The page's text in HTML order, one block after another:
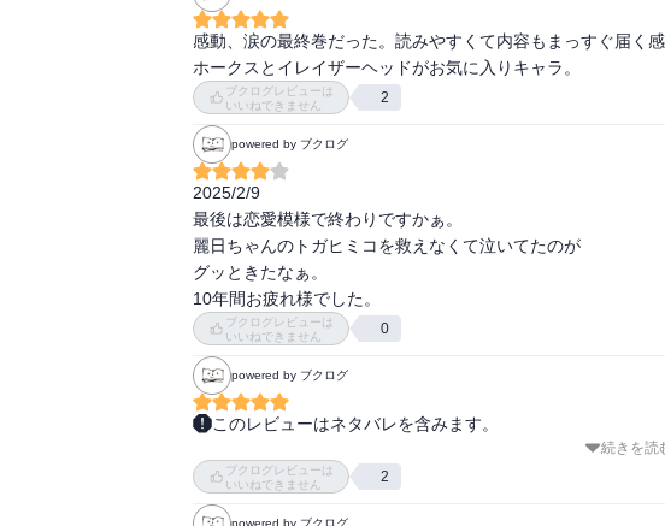
感動、涙の最終巻だった。読みやすくて内容もまっすぐ届く感
ホークスとイレイザーヘッドがお気に入りキャラ。
ブクログレビューは
いいねできません
2
powered by ブクログ
2025/2/9
最後は恋愛模様で終わりですかぁ。
麗日ちゃんのトガヒミコを救えなくて泣いてたのが
グッときたなぁ。
10年間お疲れ様でした。
ブクログレビューは
いいねできません
0
powered by ブクログ
このレビューはネタバレを含みます。
遂に完結か。さみしいなぁ。
続きを読
ブクログレビューは
いいねできません
2
powered by ブクログ